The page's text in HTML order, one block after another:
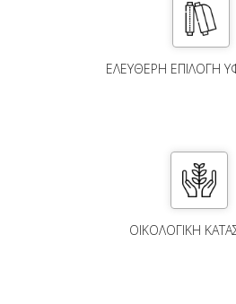
ΕΛΕΎΘΕΡΗ ΕΠΙΛΟΓΉ
ΟΙΚΟΛΟΓΙΚΗ